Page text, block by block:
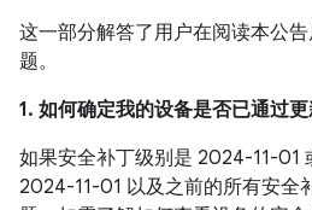
这一部分解答了用户在阅读本公
题。
1. 如何确定我的设备是否已通过
如果安全补丁级别是 2024-11-01
2024-11-01 以及之前的所有安全